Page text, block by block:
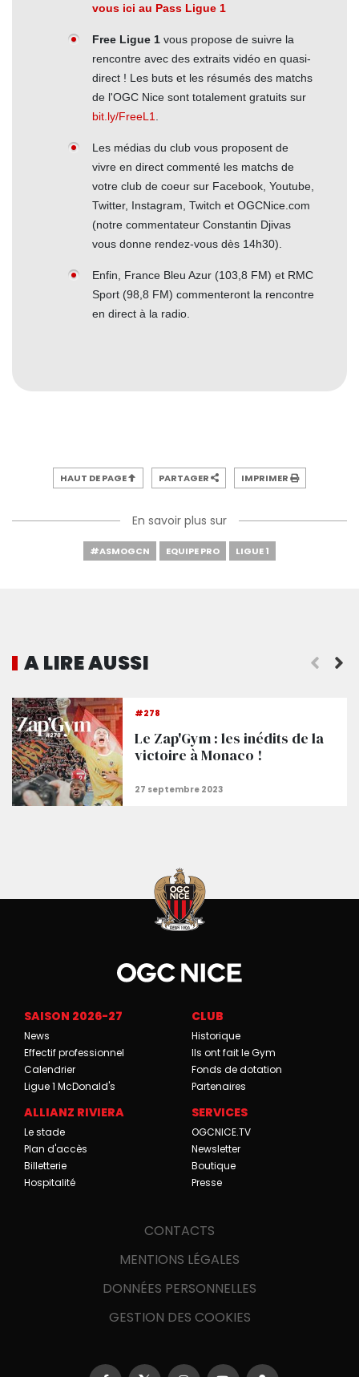
vous ici au Pass Ligue 1
Free Ligue 1 vous propose de suivre la
rencontre avec des extraits vidéo en quasi-
direct ! Les buts et les résumés des matchs
de l'OGC Nice sont totalement gratuits sur
bit.ly/FreeL1
Les médias du club vous proposent de
vivre en direct commenté les matchs de
votre club de coeur sur Facebook, Youtube,
Twitter, Instagram, Twitch et OGCNice.com
(notre commentateur Constantin Djivas
vous donne rendez-vous dès 14h30).
Enfin, France Bleu Azur (103,8 FM) et RMC
Sport (98,8 FM) commenteront la rencontre
en direct à la radio.
HAUT DE PAGE PARTAGER IMPRIMER
En savoir plus sur
#ASMOGCN EQUIPE PRO LIGUE 1
A LIRE AUSSI
#278
Le Zap'Gym : les inédits de la
victoire à Monaco !
! La joie et les réactions des Aiglons
SAISON 2026-27
News
Effectif professionnel
Calendrier
Ligue 1 McDonald's
CLUB
Historique
Ils ont fait le Gym
Fonds de dotation
Partenaires
ALLIANZ RIVIERA
Le stade
Plan d'accès
Billetterie
Hospitalité
SERVICES
OGCNICE.TV
Newsletter
Boutique
Presse
CONTACTS
MENTIONS LÉGALES
DONNÉES PERSONNELLES
GESTION DES COOKIES